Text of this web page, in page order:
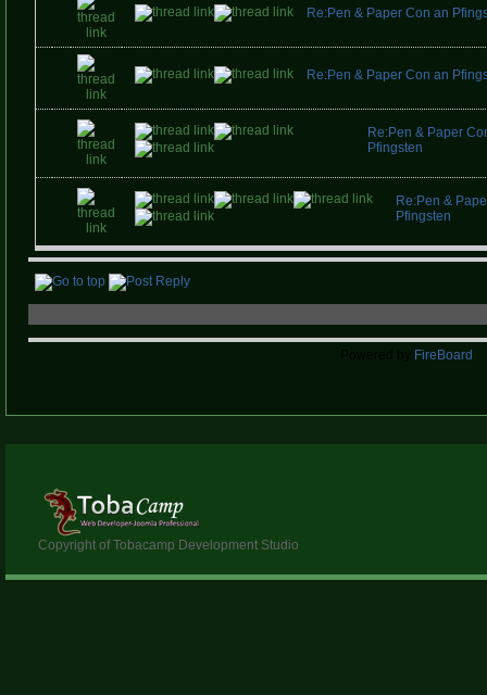
Re:Pen & Paper Con an
Re:Pen & Paper Con an
Re:Pen & Paper
Pfingsten
Re:Pen &
Pfingsten
Powered by FireBoard
Copyright of Tobacamp Development Studio